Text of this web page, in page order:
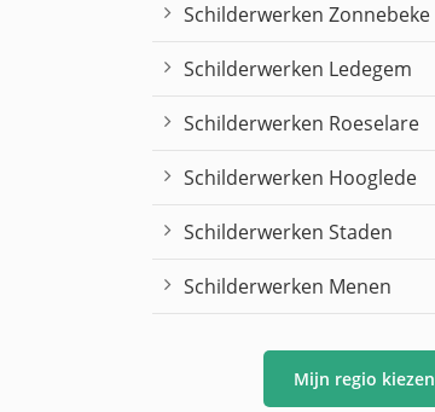
Schilderwerken Zonnebeke
Schilderwerken Ledegem
Schilderwerken Roeselare
Schilderwerken Hooglede
Schilderwerken Staden
Schilderwerken Menen
Mijn regio kiezen